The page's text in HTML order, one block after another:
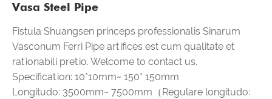
Vasa Steel Pipe
Fistula Shuangsen princeps professionalis Sinarum
Vasconum Ferri Pipe artifices est cum qualitate et
rationabili pretio. Welcome to contact us.
Specification: 10*10mm~ 150* 150mm
Longitudo: 3500mm~ 7500mm（Regulare longitudo: